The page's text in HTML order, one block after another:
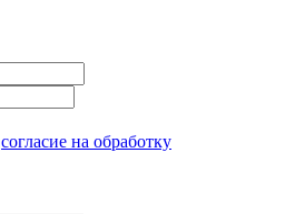
согласие на обработку